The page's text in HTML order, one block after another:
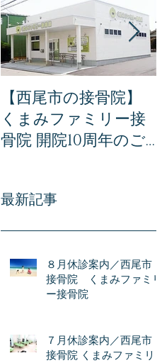
【西尾市の接骨院】
くまみファミリー接
骨院 開院10周年のご
最新記事
８月休診案内／西尾市
接骨院 くまみファミリ
ー接骨院
７月休診案内／西尾市
接骨院 くまみファミリ